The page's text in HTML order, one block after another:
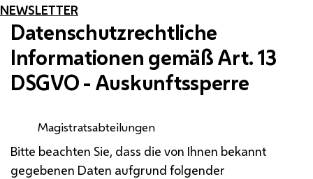
NEWSLETTER
Datenschutzrechtliche
Informationen gemäßArt.13
DSGVO- Auskunftssperre
Magistratsabteilungen
Bitte beachten Sie, dass die von Ihnen bekannt
gegebenen Daten aufgrund folgender